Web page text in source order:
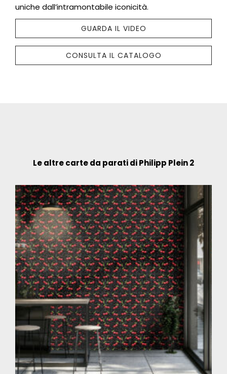
uniche dall’intramontabile iconicità.
GUARDA IL VIDEO
CONSULTA IL CATALOGO
Le altre carte da parati di Philipp Plein 2